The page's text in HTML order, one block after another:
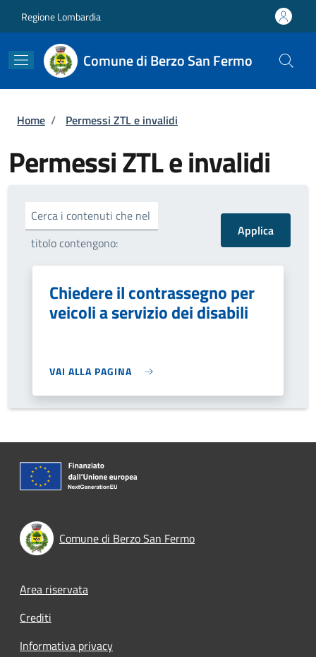
Regione Lombardia
Comune di Berzo San Fermo
Briciole di pane
Home / Permessi ZTL e invalidi
Permessi ZTL e invalidi
Cerca i contenuti che nel
titolo contengono:
Chiedere il contrassegno per
veicoli a servizio dei disabili
VAI ALLA PAGINA
Comune di Berzo San Fermo
Footer menu
Area riservata
Crediti
Informativa privacy